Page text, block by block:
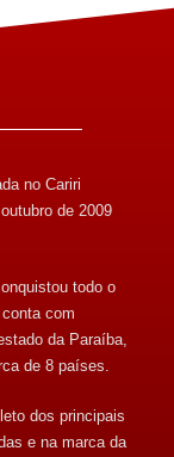
no Cariri
de 2009
todo o
com
da Paraíba,
de 8 países.
dos principais
e na marca da